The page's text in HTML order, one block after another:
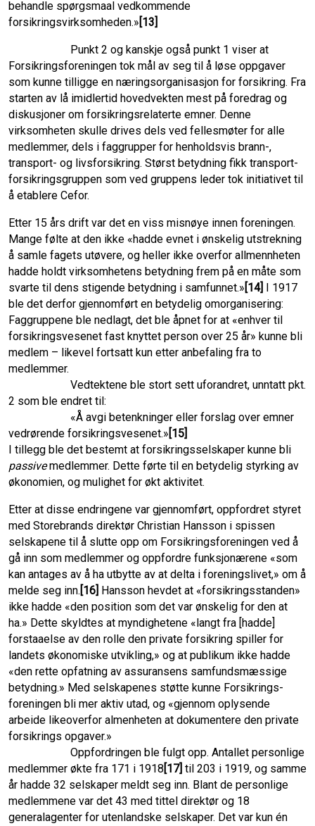
behandle spørgsmaal vedkommende
forsikringsvirksomheden.» [13]
Punkt 2 og kanskje også punkt 1 viser at
Forsikringsforeningen tok mål av seg til å løse oppgaver
som kunne tilligge en nærings­organisasjon for forsikring. Fra
starten av lå imidlertid hovedvekten mest på foredrag og
diskusjoner om forsikringsrelaterte emner. Denne
virksomheten skulle drives dels ved fellesmøter for alle
medlemmer, dels i fag­grupper for henholdsvis brann-,
transport- og livsforsikring. Størst betydning fikk transport­
forsik­rings­gruppen som ved gruppens leder tok initiativet til
å etablere Cefor.
Etter 15 års drift var det en viss misnøye innen foreningen.
Mange følte at den ikke «hadde evnet i ønskelig utstrekning
å samle fagets utøvere, og heller ikke overfor allmenn­heten
hadde holdt virksomhetens betydning frem på en måte som
svarte til dens stigende betydning i samfunnet.» [14] I 1917
ble det derfor gjennomført en betydelig omorgani­sering:
Faggruppene ble nedlagt, det ble åpnet for at «enhver til
forsikringsvesenet fast knyttet person over 25 år» kunne bli
medlem – likevel fortsatt kun etter anbefaling fra to
medlemmer.
Vedtektene ble stort sett uforandret, unntatt pkt.
2 som ble endret til:
«Å avgi betenkninger eller forslag over emner
vedrørende forsikringsvesenet.» [15]
I tillegg ble det bestemt at forsikringsselskaper kunne bli
passivemedlemmer. Dette førte til en betydelig styrking av
økonomien, og mulighet for økt aktivitet.
Etter at disse endringene var gjennomført, oppfordret styret
med Storebrands direktør Christian Hansson i spissen
selskapene til å slutte opp om Forsikringsforeningen ved å
gå inn som medlemmer og oppfordre funksjonærene «som
kan antages av å ha utbytte av at delta i foreningslivet,» om å
melde seg inn. [16] Hansson hevdet at «forsikrings­standen»
ikke hadde «den position som det var ønskelig for den at
ha.» Dette skyldtes at myndighetene «langt fra [hadde]
forstaaelse av den rolle den private forsikring spiller for
landets økonomiske utvikling,» og at publikum ikke hadde
«den rette opfatning av assuransens samfundsmæssige
betydning.» Med selskapenes støtte kunne Forsikrings­
foreningen bli mer aktiv utad, og «gjennom oplysende
arbeide likeoverfor almenheten at dokumentere den private
forsikrings opgaver.»
Oppfordringen ble fulgt opp. Antallet personlige
medlemmer økte fra 171 i 1918 [17] til 203 i 1919, og samme
år hadde 32 selskaper meldt seg inn. Blant de personlige
medlemmene var det 43 med tittel direktør og 18
generalagenter for utenlandske selskaper. Det var kun én